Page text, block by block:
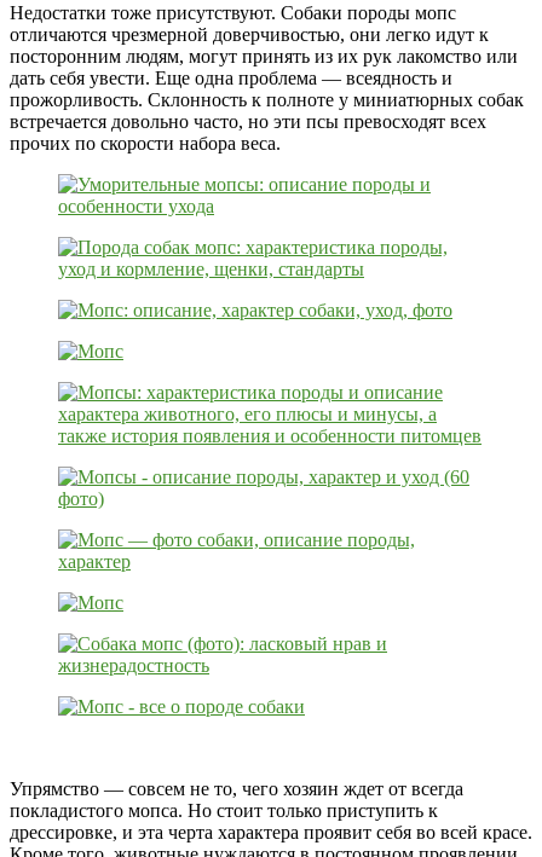
Недостатки тоже присутствуют. Собаки породы мопс
отличаются чрезмерной доверчивостью, они легко идут к
посторонним людям, могут принять из их рук лакомство или
дать себя увести. Еще одна проблема — всеядность и
прожорливость. Склонность к полноте у миниатюрных собак
встречается довольно часто, но эти псы превосходят всех
прочих по скорости набора веса.
Упрямство — совсем не то, чего хозяин ждет от всегда
покладистого мопса. Но стоит только приступить к
дрессировке, и эта черта характера проявит себя во всей красе.